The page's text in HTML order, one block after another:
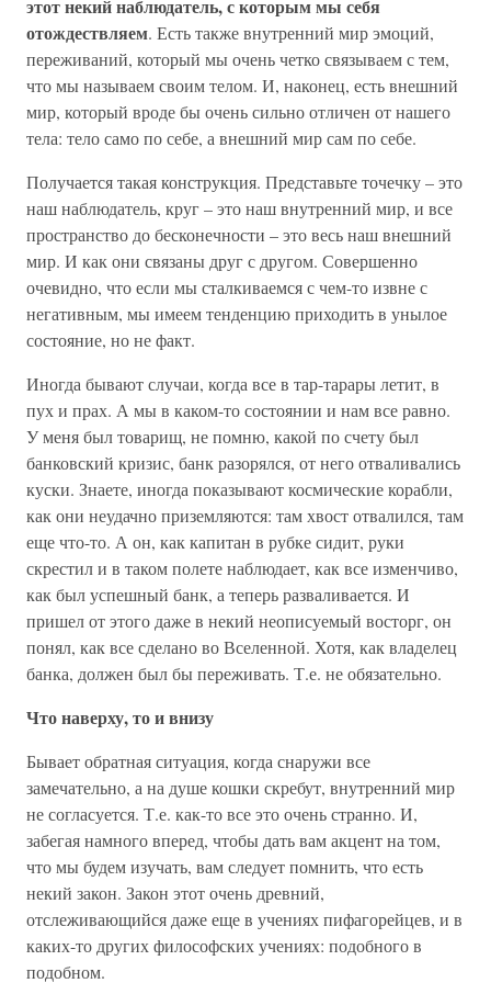
этот некий наблюдатель, с которым мы себя
отождествляем. Есть также внутренний мир эмоций,
переживаний, который мы очень четко связываем с тем,
что мы называем своим телом. И, наконец, есть внешний
мир, который вроде бы очень сильно отличен от нашего
тела: тело само по себе, а внешний мир сам по себе.
Получается такая конструкция. Представьте точечку – это
наш наблюдатель, круг – это наш внутренний мир, и все
пространство до бесконечности – это весь наш внешний
мир. И как они связаны друг с другом. Совершенно
очевидно, что если мы сталкиваемся с чем-то извне с
негативным, мы имеем тенденцию приходить в унылое
состояние, но не факт.
Иногда бывают случаи, когда все в тар-тарары летит, в
пух и прах. А мы в каком-то состоянии и нам все равно.
У меня был товарищ, не помню, какой по счету был
банковский кризис, банк разорялся, от него отваливались
куски. Знаете, иногда показывают космические корабли,
как они неудачно приземляются: там хвост отвалился, там
еще что-то. А он, как капитан в рубке сидит, руки
скрестил и в таком полете наблюдает, как все изменчиво,
как был успешный банк, а теперь разваливается. И
пришел от этого даже в некий неописуемый восторг, он
понял, как все сделано во Вселенной. Хотя, как владелец
банка, должен был бы переживать. Т.е. не обязательно.
Что наверху, то и внизу
Бывает обратная ситуация, когда снаружи все
замечательно, а на душе кошки скребут, внутренний мир
не согласуется. Т.е. как-то все это очень странно. И,
забегая намного вперед, чтобы дать вам акцент на том,
что мы будем изучать, вам следует помнить, что есть
некий закон. Закон этот очень древний,
отслеживающийся даже еще в учениях пифагорейцев, и в
каких-то других философских учениях: подобного в
подобном.